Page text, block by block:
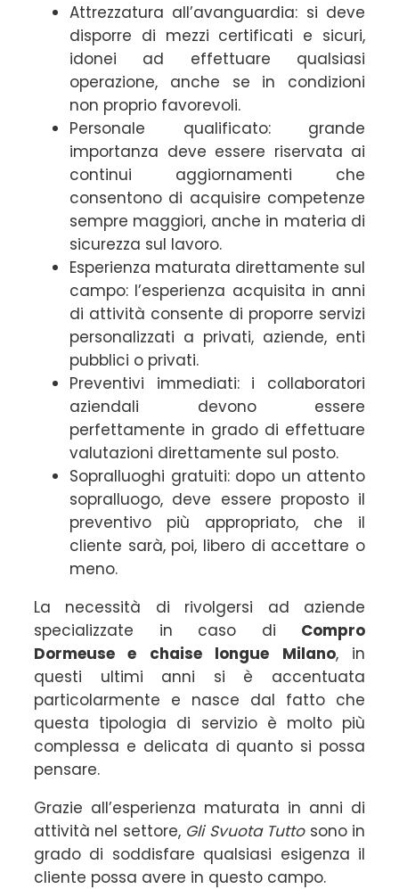
Attrezzatura all’avanguardia: si deve
disporre di mezzi certificati e sicuri,
idonei ad effettuare qualsiasi
operazione, anche se in condizioni
non proprio favorevoli.
Personale qualificato: grande
importanza deve essere riservata ai
continui aggiornamenti che
consentono di acquisire competenze
sempre maggiori, anche in materia di
sicurezza sul lavoro.
Esperienza maturata direttamente sul
campo: l’esperienza acquisita in anni
di attività consente di proporre servizi
personalizzati a privati, aziende, enti
pubblici o privati.
Preventivi immediati: i collaboratori
aziendali devono essere
perfettamente in grado di effettuare
valutazioni direttamente sul posto.
Sopralluoghi gratuiti: dopo un attento
sopralluogo, deve essere proposto il
preventivo più appropriato, che il
cliente sarà, poi, libero di accettare o
meno.
La necessità di rivolgersi ad aziende
specializzate in caso di Compro
Dormeuse e chaise longue Milano, in
questi ultimi anni si è accentuata
particolarmente e nasce dal fatto che
questa tipologia di servizio è molto più
complessa e delicata di quanto si possa
pensare.
Grazie all’esperienza maturata in anni di
attività nel settore, Gli Svuota Tuttosono in
grado di soddisfare qualsiasi esigenza il
cliente possa avere in questo campo.